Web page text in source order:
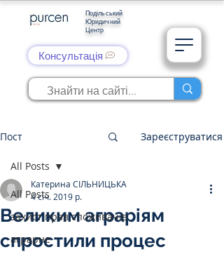
Подільський
Юридичний
Центр
Консультація
Пост Зареєструватися
All Posts
захист прав споживачів
аграрне
All Posts
Великим аграріям
спростили процес
Катерина СІЛЬНИЦЬКА
4 січ. 2019 р.